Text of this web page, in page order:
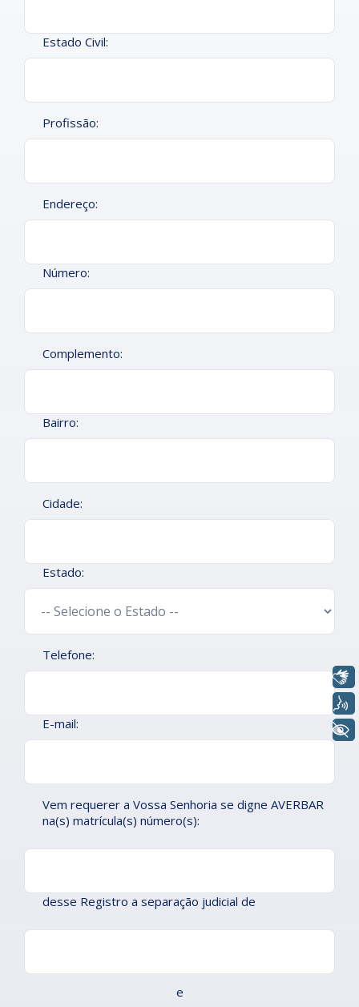
Estado Civil:
Profissão:
Endereço:
Número:
Complemento:
Bairro:
Cidade:
Estado:
Telefone:
E-mail:
Vem requerer a Vossa Senhoria se digne AVERBAR
na(s) matrícula(s) número(s):
desse Registro a separação judicial de
e
Libras